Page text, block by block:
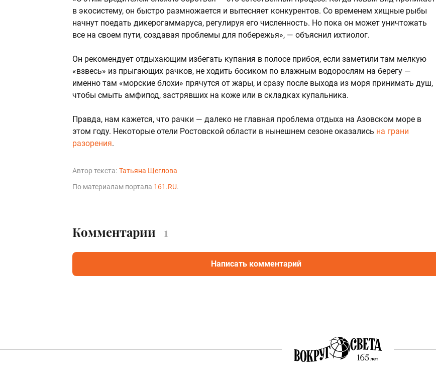
в экосистему, он быстро размножается и вытесняет конкурентов. Со временем хищные рыбы
начнут поедать дикерогаммаруса, регулируя его численность. Но пока он может уничтожать
все на своем пути, создавая проблемы для побережья», — объяснил ихтиолог.
Он рекомендует отдыхающим избегать купания в полосе прибоя, если заметили там мелкую
«взвесь» из прыгающих рачков, не ходить босиком по влажным водорослям на берегу —
именно там «морские блохи» прячутся от жары, и сразу после выхода из моря принимать душ,
чтобы смыть амфипод, застрявших на коже или в складках купальника.
Правда, нам кажется, что рачки — далеко не главная проблема отдыха на Азовском море в
этом году. Некоторые отели Ростовской области в нынешнем сезоне оказались на грани
разорения.
Автор текста: Татьяна Щеглова
По материалам портала 161.RU.
Комментарии 1
Написать комментарий